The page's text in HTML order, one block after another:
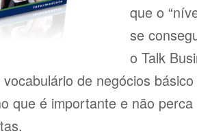
que o
se
o Talk
de negócios
que é importante e não